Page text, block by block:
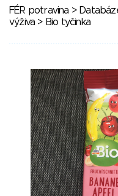
FÉR potravina >
výživa > Bio tyčinka